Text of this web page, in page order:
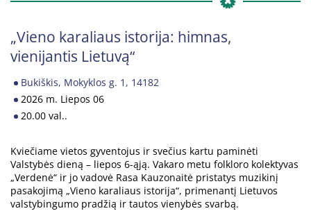
„Vieno karaliaus istorija: himnas,
vienijantis Lietuvą“
Bukiškis, Mokyklos g. 1, 14182
2026 m. Liepos 06
20.00 val..
Kviečiame vietos gyventojus ir svečius kartu paminėti
Valstybės dieną – liepos 6-ąją. Vakaro metu folkloro kolektyvas
„Verdenė“ ir jo vadovė Rasa Kauzonaitė pristatys muzikinį
pasakojimą „Vieno karaliaus istorija“, primenantį Lietuvos
valstybingumo pradžią ir tautos vienybės svarbą.